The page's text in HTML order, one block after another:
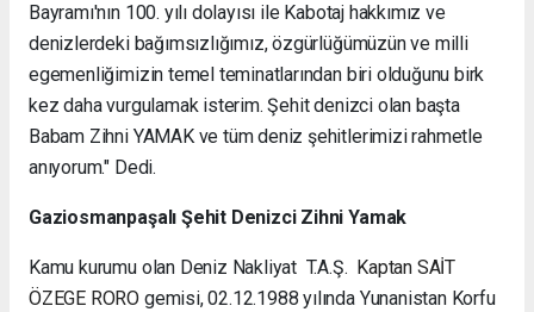
Bayramı'nın 100. yılı dolayısı ile Kabotaj hakkımız ve
denizlerdeki bağımsızlığımız, özgürlüğümüzün ve milli
egemenliğimizin temel teminatlarından biri olduğunu birk
kez daha vurgulamak isterim. Şehit denizci olan başta
Babam Zihni YAMAK ve tüm deniz şehitlerimizi rahmetle
anıyorum." Dedi.
Gaziosmanpaşalı Şehit Denizci Zihni Yamak
Kamu kurumu olan Deniz Nakliyat T.A.Ş. Kaptan SAİT
ÖZEGE RORO gemisi, 02.12.1988 yılında Yunanistan Korfu